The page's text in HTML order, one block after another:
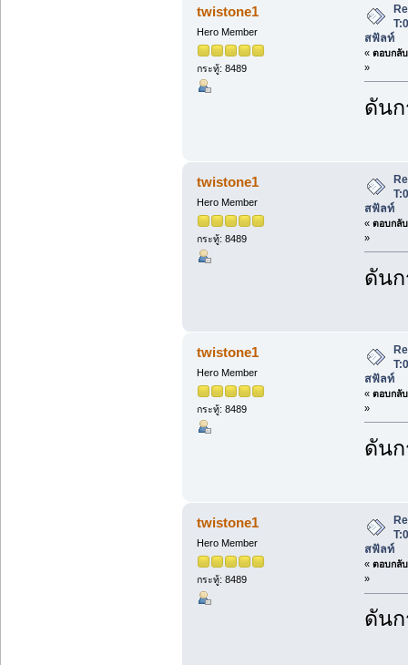
twistone1
Hero Member
กระทู้: 8489
สฟัลท์
« ตอบกลั
»
ดัน
twistone1
Hero Member
กระทู้: 8489
สฟัลท์
« ตอบกลั
»
ดัน
twistone1
Hero Member
กระทู้: 8489
สฟัลท์
« ตอบกลั
»
ดัน
twistone1
Hero Member
กระทู้: 8489
สฟัลท์
« ตอบกลั
»
ดัน